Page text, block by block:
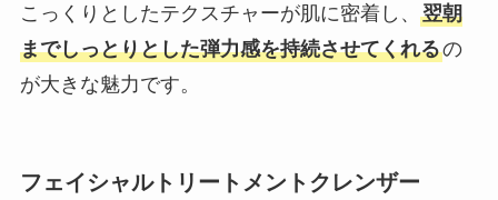
こっくりとしたテクスチャーが肌に密着し、 翌朝
までしっとりとした弾力感を持続させてくれるの
が大きな魅力です。
フェイシャルトリートメントクレンザー